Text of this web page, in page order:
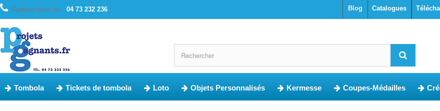
Appelez-nous au : 04 73 232 236 Catalogues
blog
Tombola Tickets de tombola Loto Objets Personnalisés Kermesse Coupes-Médailles